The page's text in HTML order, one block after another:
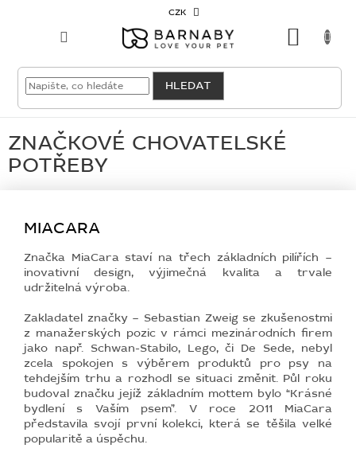
CZK
HLEDAT
VELKOODBĚRATEL
PSY
PRO
NOVINKY
OUTLET
SKLADOVKY
BLOG
BARNABY
ZNAČKY
ZNAČKOVÉ CHOVATELSKÉ
POTŘEBY
MIACARA
Značka MiaCara staví na třech základních pilířích –
inovativní design, výjimečná kvalita a trvale
udržitelná výroba.
Zakladatel značky – Sebastian Zweig se zkušenostmi
z manažerských pozic v rámci mezinárodních firem
jako např. Schwan-Stabilo, Lego, či De Sede, nebyl
zcela spokojen s výběrem produktů pro psy na
tehdejším trhu a rozhodl se situaci změnit. Půl roku
budoval značku jejíž základním mottem bylo “Krásné
bydlení s Vaším psem”. V roce 2011 MiaCara
představila svojí první kolekci, která se těšila velké
popularitě a úspěchu.